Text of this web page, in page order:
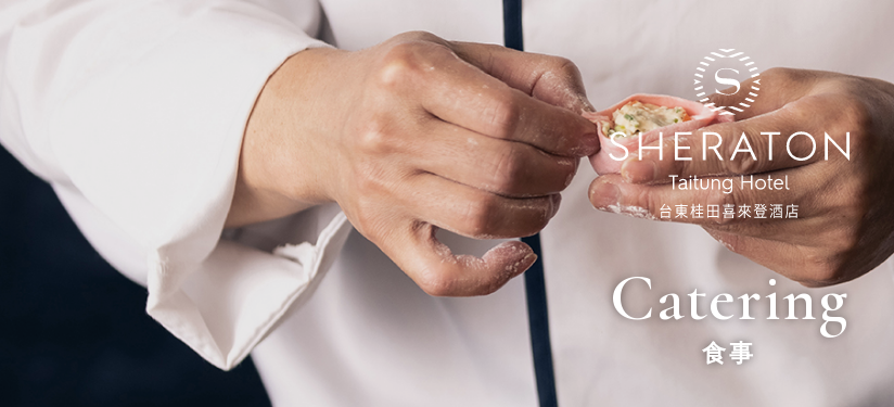
Catering
食事